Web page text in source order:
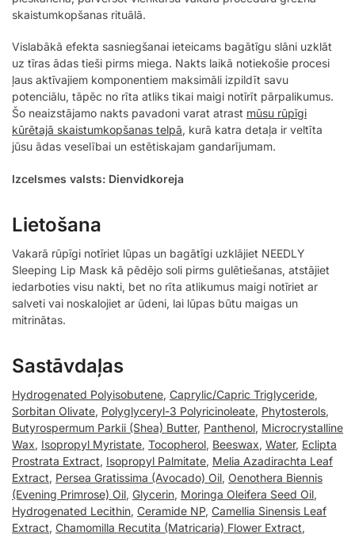
skaistumkopšanas rituālā.
Vislabākā efekta sasniegšanai ieteicams bagātīgu slāni uzklāt
uz tīras ādas tieši pirms miega. Nakts laikā notiekošie procesi
ļaus aktīvajiem komponentiem maksimāli izpildīt savu
potenciālu, tāpēc no rīta atliks tikai maigi notīrīt pārpalikumus.
Šo neaizstājamo nakts pavadoni varat atrast mūsu rūpīgi
kūrētajā skaistumkopšanas telpā, kurā katra detaļa ir veltīta
jūsu ādas veselībai un estētiskajam gandarījumam.
Izcelsmes valsts: Dienvidkoreja
Lietošana
Vakarā rūpīgi notīriet lūpas un bagātīgi uzklājiet NEEDLY
Sleeping Lip Mask kā pēdējo soli pirms gulētiešanas, atstājiet
iedarboties visu nakti, bet no rīta atlikumus maigi notīriet ar
salveti vai noskalojiet ar ūdeni, lai lūpas būtu maigas un
mitrinātas.
Sastāvdaļas
Hydrogenated Polyisobutene, Caprylic/Capric Triglyceride,
Sorbitan Olivate, Polyglyceryl-3 Polyricinoleate, Phytosterols,
Butyrospermum Parkii (Shea) Butter, Panthenol, Microcrystalline
Wax, Isopropyl Myristate, Tocopherol, Beeswax, Water, Eclipta
Prostrata Extract, Isopropyl Palmitate, Melia Azadirachta Leaf
Extract, Persea Gratissima (Avocado) Oil, Oenothera Biennis
(Evening Primrose) Oil, Glycerin, Moringa Oleifera Seed Oil,
Hydrogenated Lecithin, Ceramide NP, Camellia Sinensis Leaf
Extract, Chamomilla Recutita (Matricaria) Flower Extract,